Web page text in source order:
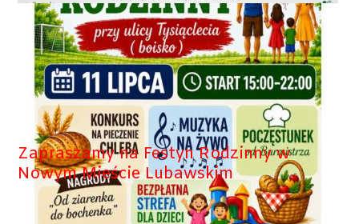
Zapraszamy na Festyn Rodzinny w
Nowym Mieście Lubawskim